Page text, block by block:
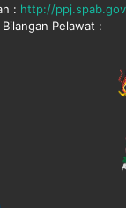
: http://
Bilangan Pelawat :